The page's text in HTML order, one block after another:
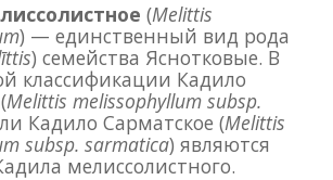
(Melittis
) — единственный вид рода
) семейства Яснотковые. В
классификации Кадило
Melittis melissophyllum subsp.
Кадило Сарматское (Melittis
subsp. sarmatica) являются
мелиссолистного.